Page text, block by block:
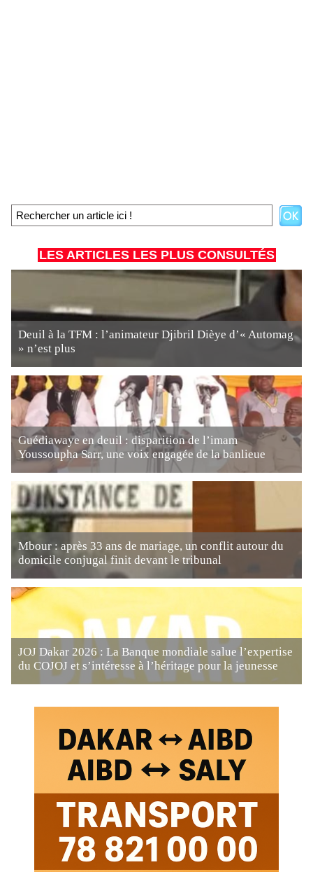
LES ARTICLES LES PLUS CONSULTÉS
Deuil à la TFM : l’animateur Djibril Dièye d’« Automag
» n’est plus
Guédiawaye en deuil : disparition de l’imam
Youssoupha Sarr, une voix engagée de la banlieue
Mbour : après 33 ans de mariage, un conflit autour du
domicile conjugal finit devant le tribunal
JOJ Dakar 2026 : La Banque mondiale salue l’expertise
du COJOJ et s’intéresse à l’héritage pour la jeunesse